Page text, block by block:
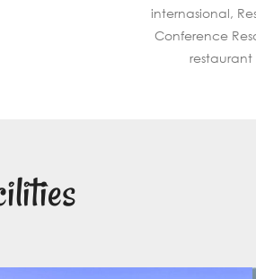
internasional,
Conference